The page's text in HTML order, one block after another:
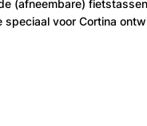
(afneembare)
voor Cortina